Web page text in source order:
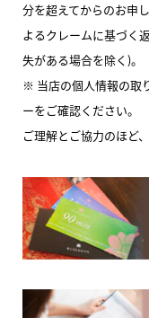
分を超えてからのお申
よるクレームに基づく
失がある場合を除く)。
※ 当店の個人情報の取
ーをご確認ください。
ご理解とご協力のほど